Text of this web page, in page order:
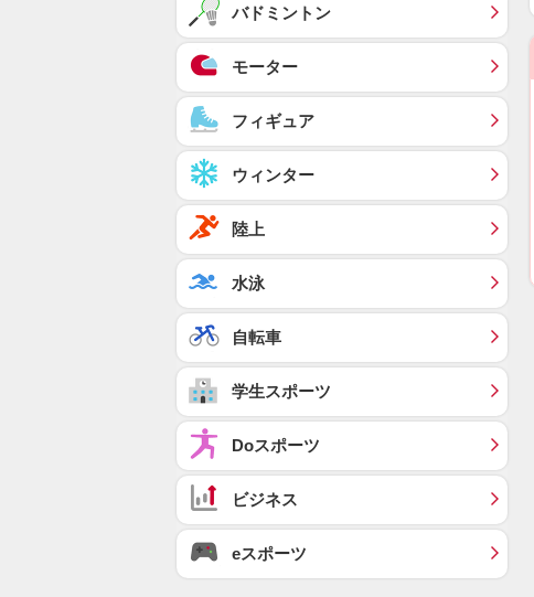
バドミントン
モーター
フィギュア
ウィンター
陸上
水泳
自転車
学生スポーツ
Doスポーツ
ビジネス
eスポーツ